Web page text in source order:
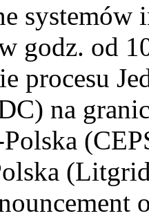
godz. od
procesu
na